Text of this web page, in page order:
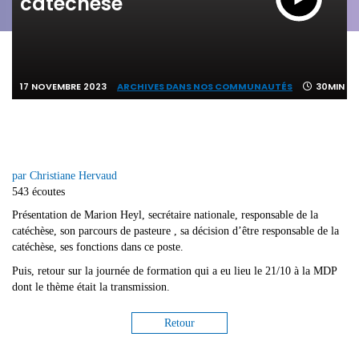
17 NOVEMBRE 2023 ARCHIVES DANS NOS COMMUNAUTÉS 30MIN
par Christiane Hervaud
543 écoutes
Présentation de Marion Heyl, secrétaire nationale, responsable de la
catéchèse, son parcours de pasteure , sa décision d’être responsable de la
catéchèse, ses fonctions dans ce poste.
Puis, retour sur la journée de formation qui a eu lieu le 21/10 à la MDP
dont le thème était la transmission.
Retour